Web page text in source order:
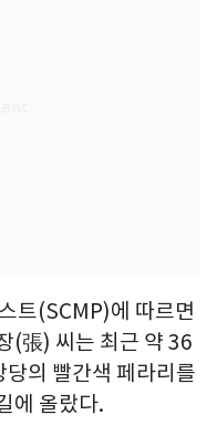
트(SCMP)에 따르면
(張) 씨는 최근 약 36
의 빨간색 페라리를
에 올랐다.